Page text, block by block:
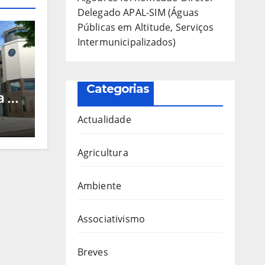
de
e
Delegado APAL-SIM (Águas
Públicas em Altitude, Serviços
Intermunicipalizados)
Categorias
Actualidade
Agricultura
Ambiente
Associativismo
Breves